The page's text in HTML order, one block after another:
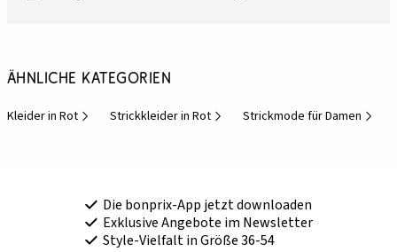
Ähnliche Kategorien
Kleider in Rot Strickkleider in Rot Strickmode für Damen
Die bonprix-App jetzt downloaden
Exklusive Angebote im Newsletter
Style-Vielfalt in Größe 36-54